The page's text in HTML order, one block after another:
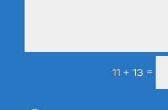
11 + 13 =